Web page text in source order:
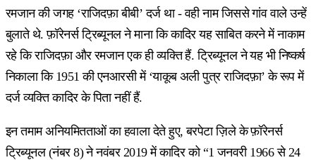
रमजान की जगह ‘राजिदफ़ा बीबी’ दर्ज था - वही नाम जिससे गांव वाले उन्हें
बुलाते थे. फ़ॉरेनर्स ट्रिब्यूनल ने माना कि कादिर यह साबित करने में नाकाम
रहे कि राजिदफ़ा और रमजान एक ही व्यक्ति हैं. ट्रिब्यूनल ने यह भी निष्कर्ष
निकाला कि 1951 की एनआरसी में ‘याकूब अली पुत्र राजिदफ़ा’ के रूप में
दर्ज व्यक्ति कादिर के पिता नहीं हैं.
इन तमाम अनियमितताओं का हवाला देते हुए, बरपेटा ज़िले के फ़ॉरेनर्स
ट्रिब्यूनल (नंबर 8) ने नवंबर 2019 में कादिर को “1 जनवरी 1966 से 24